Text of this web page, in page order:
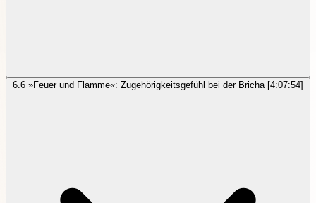
6.6 »Feuer und Flamme«: Zugehörigkeitsgefühl bei der Bricha [4:07:54]